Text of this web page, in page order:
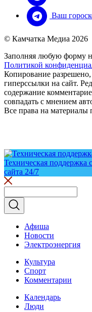
Ваш
© Камчатка Медиа 2026
Заполняя любую форму
Политикой
Копирование разрешено,
гиперссылки на сайт.
содержание
совпадать с мнением
Все права на материалы
Техническая поддержка
сайта 24/7
Афиша
Новости
Электроэнергия
Культура
Спорт
Комментарии
Календарь
Люди